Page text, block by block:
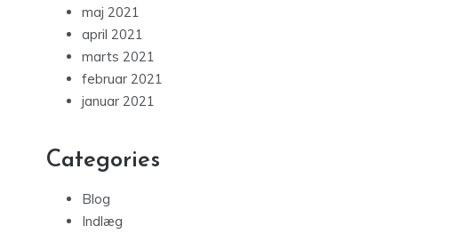
maj 2021
april 2021
marts 2021
februar 2021
januar 2021
Categories
Blog
Indlæg